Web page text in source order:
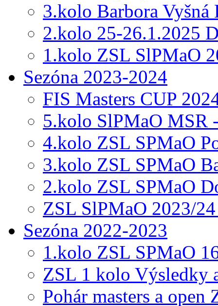
3.kolo Barbora Vyšná
2.kolo 25-26.1.2025
1.kolo ZSL SlPMaO
Sezóna 2023-2024
FIS Masters CUP
5.kolo SlPMaO MSR
4.kolo ZSL SPMaO
3.kolo ZSL SPMaO
2.kolo ZSL SPMaO
ZSL SlPMaO 2023/
Sezóna 2022-2023
1.kolo ZSL SPMaO
ZSL 1 kolo Výsledky
Pohár masters a